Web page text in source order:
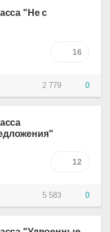
"Не с
16
2 779 0
12
5 583 0